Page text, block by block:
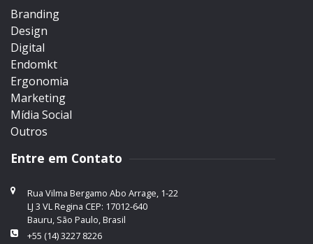
Branding
Design
Digital
Endomkt
Ergonomia
Marketing
Mídia Social
Outros
Entre em Contato
Rua Vilma Bergamo Abo Arrage, 1-22
LJ 3 VL Regina CEP: 17012-640
Bauru, São Paulo, Brasil
+55 (14) 3227 8226